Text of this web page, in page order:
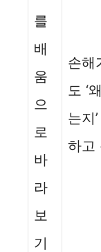
를
배
움
으
로
바
라
보
기
손해
도 ‘
는지
하고